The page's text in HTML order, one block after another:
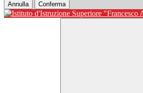
Annulla Conferma